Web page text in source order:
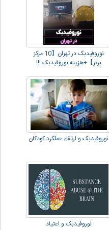
نوروفیدبک در تهران【10 مرکز
برتر】+هزینه نوروفیدبک !!!
نوروفیدبک و ارتقاء عملکرد کودکان
نوروفیدبک و اعتیاد